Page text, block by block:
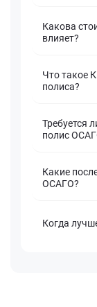
Какова
влияет?
Что такое
полиса?
Требуется
полис
Какие
ОСАГО?
Когда